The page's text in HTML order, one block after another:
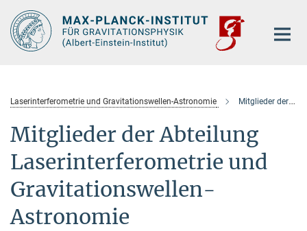
Hauptinhalt
Laserinterferometrie und Gravitationswellen-Astronomie Mitglieder der Abteilung
Mitglieder der Abteilung
Laserinterferometrie und
Gravitationswellen-
Astronomie